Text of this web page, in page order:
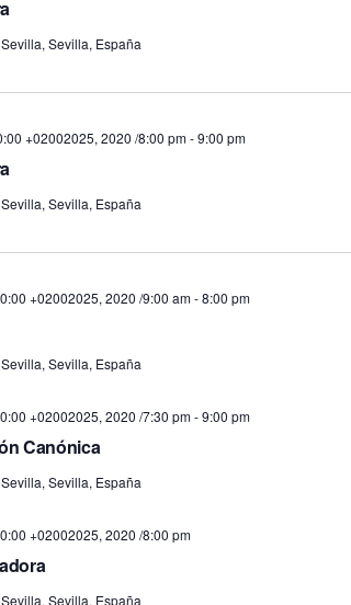
Sevilla, España
+02002025, 2020 /8:00 pm-9:00 pm
Sevilla, España
+02002025, 2020 /9:00 am-8:00 pm
Sevilla, España
Canónica
+02002025, 2020 /7:30 pm-9:00 pm
Sevilla, España
+02002025, 2020 /8:00 pm
Sevilla, España